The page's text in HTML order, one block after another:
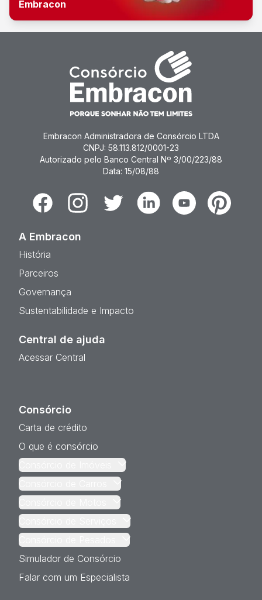
Embracon
Embracon Administradora de Consórcio LTDA
CNPJ: 58.113.812/0001-23
Autorizado pelo Banco Central Nº 3/00/223/88
Data: 15/08/88
FacebookInstagramTwitter LinkedinYoutubePinterest
A Embracon
História
Parceiros
Governança
Sustentabilidade e Impacto
Central de ajuda
Acessar Central
Consórcio
Carta de crédito
O que é consórcio
Simulador de Consórcio
Falar com um Especialista